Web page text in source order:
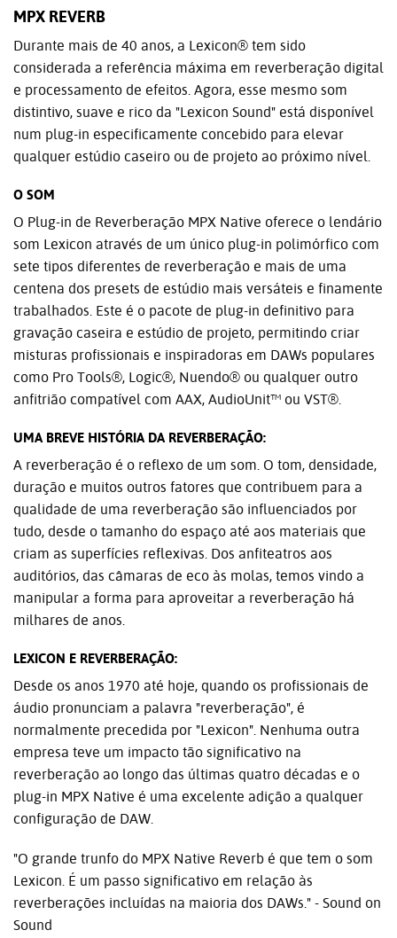
MPX REVERB
Durante mais de 40 anos, a Lexicon® tem sido
considerada a referência máxima em reverberação digital
e processamento de efeitos. Agora, esse mesmo som
distintivo, suave e rico da "Lexicon Sound" está disponível
num plug-in especificamente concebido para elevar
qualquer estúdio caseiro ou de projeto ao próximo nível.
O SOM
O Plug-in de Reverberação MPX Native oferece o lendário
som Lexicon através de um único plug-in polimórfico com
sete tipos diferentes de reverberação e mais de uma
centena dos presets de estúdio mais versáteis e finamente
trabalhados. Este é o pacote de plug-in definitivo para
gravação caseira e estúdio de projeto, permitindo criar
misturas profissionais e inspiradoras em DAWs populares
como Pro Tools®, Logic®, Nuendo® ou qualquer outro
anfitrião compatível com AAX, AudioUnit™ ou VST®.
UMA BREVE HISTÓRIA DA REVERBERAÇÃO:
A reverberação é o reflexo de um som. O tom, densidade,
duração e muitos outros fatores que contribuem para a
qualidade de uma reverberação são influenciados por
tudo, desde o tamanho do espaço até aos materiais que
criam as superfícies reflexivas. Dos anfiteatros aos
auditórios, das câmaras de eco às molas, temos vindo a
manipular a forma para aproveitar a reverberação há
milhares de anos.
LEXICON E REVERBERAÇÃO:
Desde os anos 1970 até hoje, quando os profissionais de
áudio pronunciam a palavra "reverberação", é
normalmente precedida por "Lexicon". Nenhuma outra
empresa teve um impacto tão significativo na
reverberação ao longo das últimas quatro décadas e o
plug-in MPX Native é uma excelente adição a qualquer
configuração de DAW.
"O grande trunfo do MPX Native Reverb é que tem o som
Lexicon. É um passo significativo em relação às
reverberações incluídas na maioria dos DAWs." - Sound on
Sound